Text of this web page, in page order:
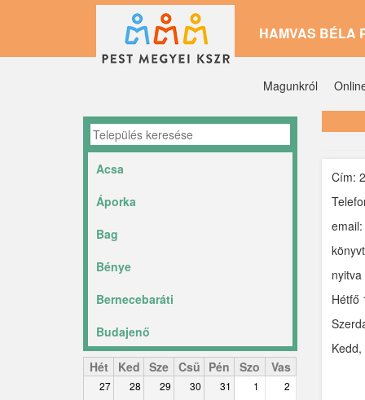
tartalomra
HAMVAS BÉLA
Magunkról
Acsa
Áporka
Bag
Bénye
Bernecebaráti
Budajenő
Ceglédbercel
Hét Ked Sze Csü Pén Szo Vas
27 28 29 30 31 1 2
Cím:
Hétfő